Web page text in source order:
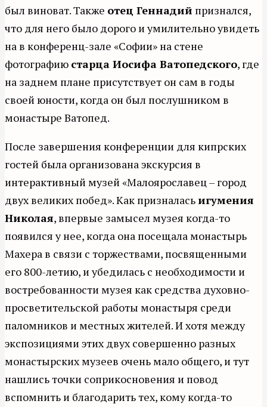
был виноват. Также отец Геннадий признался,
что для него было дорого и умилительно увидеть
на в конференц-зале «Софии» на стене
фотографию старца Иосифа Ватопедского, где
на заднем плане присутствует он сам в годы
своей юности, когда он был послушником в
монастыре Ватопед.
После завершения конференции для кипрских
гостей была организована экскурсия в
интерактивный музей «Малоярославец – город
двух великих побед». Как призналасьигумения
Николая, впервые замысел музея когда-то
появился у нее, когда она посещала монастырь
Махера в связи с торжествами, посвященными
его 800-летию, и убедилась с необходимости и
востребованности музея как средства духовно-
просветительской работы монастыря среди
паломников и местных жителей. И хотя между
экспозициями этих двух совершенно разных
монастырских музеев очень мало общего, и тут
нашлись точки соприкосновения и повод
вспомнить и благодарить тех, кому когда-то